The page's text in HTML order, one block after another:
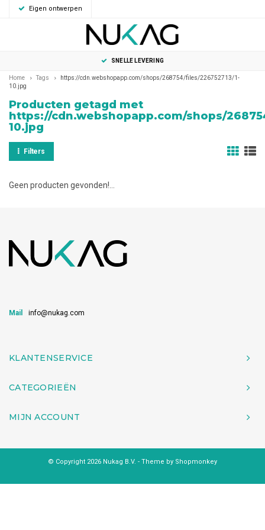
Eigen ontwerpen
SNELLE LEVERING
Home Tags
https://cdn.webshopapp.com/shops/268754/files/226752713/1-
10.jpg
Producten getagd met
https://cdn.webshopapp.com/shops/
10.jpg
Filters
Geen producten gevonden!...
Mail info@nukag.com
KLANTENSERVICE
CATEGORIEËN
MIJN ACCOUNT
© Copyright 2026 Nukag B.V. - Theme by Shopmonkey